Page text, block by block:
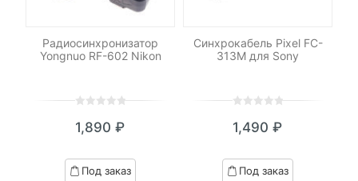
Радиосинхронизатор
Yongnuo RF-602 Nikon
out
based
on
1,890 ₽
Под заказ
Синхрокабель Pixel FC-
313M для Sony
out
based
on
1,490 ₽
Под заказ